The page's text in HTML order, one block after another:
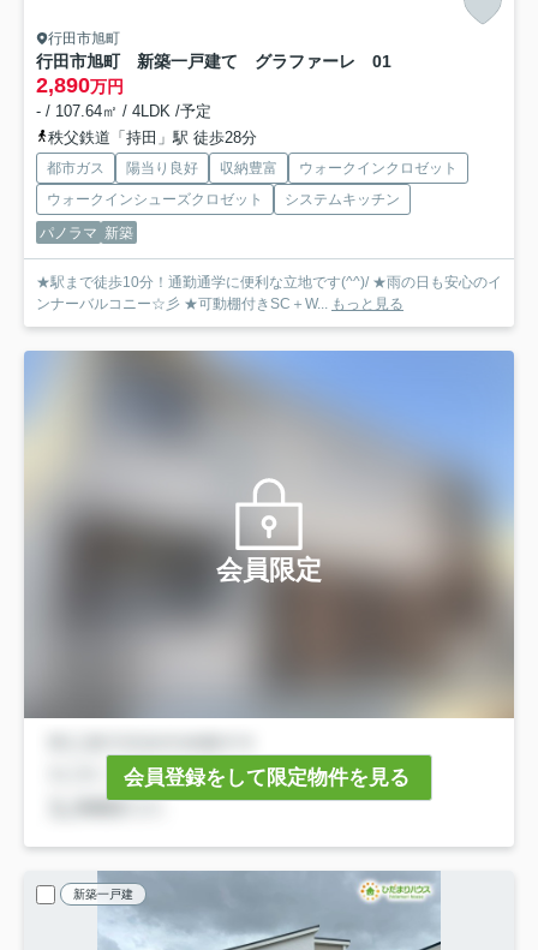
行田市旭町
行田市旭町 新築一戸建て グラファーレ 01
2,890万円
- / 107.64㎡ / 4LDK /予定
秩父鉄道「持田」駅 徒歩28分
都市ガス 陽当り良好 収納豊富
ウォークインクロゼット
ウォークインシューズクロゼット
システムキッチン
パノラマ 新築
★駅まで徒歩10分！通勤通学に便利な立地です(^^)/ ★雨の日も安心のイ
ンナーバルコニー☆彡 ★可動棚付きSC＋W... もっと見る
会員限定
会員登録をして限定物件を見る
新築一戸建